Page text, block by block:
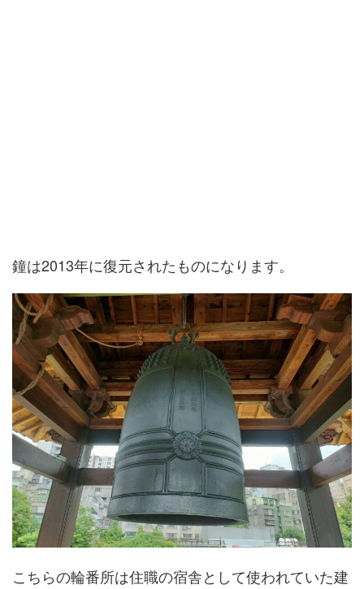
鐘は2013年に復元されたものになります。
こちらの輪番所は住職の宿舎として使われていた建